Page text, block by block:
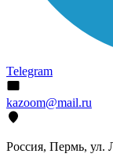
Telegram
kazoom@mail.ru
Россия, Пермь, ул.